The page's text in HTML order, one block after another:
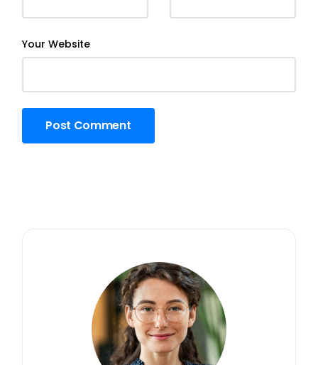
Your Website
Post Comment